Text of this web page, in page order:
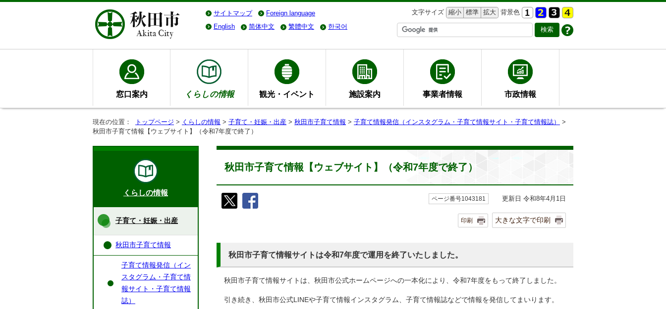
サイトマップ Foreign language 文字サイズ 縮小 標準 拡大 背景色
English
简体中文 繁體中文 한국어
窓口案内 くらしの情報 観光・イベント 施設案内 事業者情報 市政情報
現在の位置： トップページ > くらしの情報 > 子育て・妊娠・出産 > 秋田市子育て情報 > 子育て情報発信（インスタグラム・子育て情報サイト・子育て情報誌）
>
秋田市子育て情報【ウェブサイト】（令和7年度で終了）
秋田市子育て情報【ウェブサイト】（令和7年度で終了）
ページ番号1043181 更新日 令和8年4月1日
印刷 大きな文字で印刷
秋田市子育て情報サイトは令和7年度で運用を終了いたしました。
秋田市子育て情報サイトは、秋田市公式ホームページへの一本化により、令和7年度をもって終了しました。
引き続き、秋田市公式LINEや子育て情報インスタグラム、子育て情報誌などで情報を発信してまいります。
くらしの情報
子育て・妊娠・出産
秋田市子育て情報
子育て情報発信（イン
スタグラム・子育て情
報サイト・子育て情報
誌）